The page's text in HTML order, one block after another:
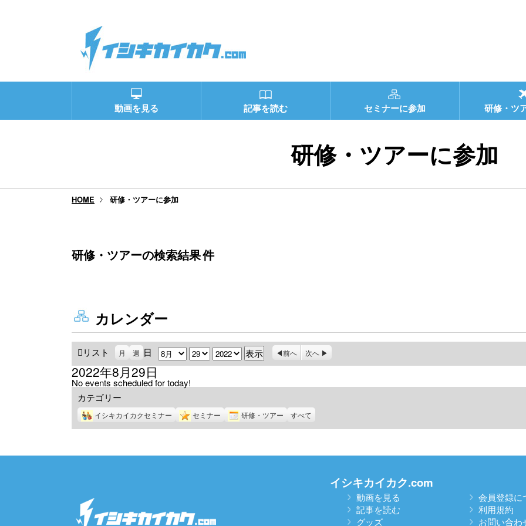
動画を見る 記事を読む セミナーに参加 研修・ツ
研修・ツアーに参加
HOME 研修・ツアーに参加
研修・ツアーの検索結果件
カレンダー
リスト
示
月 週 日 月 日 年 前へ 次へ
2022年8月29日
No events scheduled for today!
カテゴリー
イシキカイカクセミナー セミナー 研修・ツアー すべて
イシキカイカク.com
動画を見る
記事を読む
グッズ
会員登録に
利用規約
お問い合わ